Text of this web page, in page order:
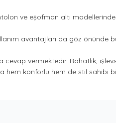
ve eşofman altı modellerinde
avantajları da göz önünde
vermektedir. Rahatlık,
hem konforlu hem de stil sahibi